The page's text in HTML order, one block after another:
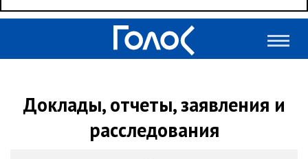
Доклады, отчеты, заявления и
расследования